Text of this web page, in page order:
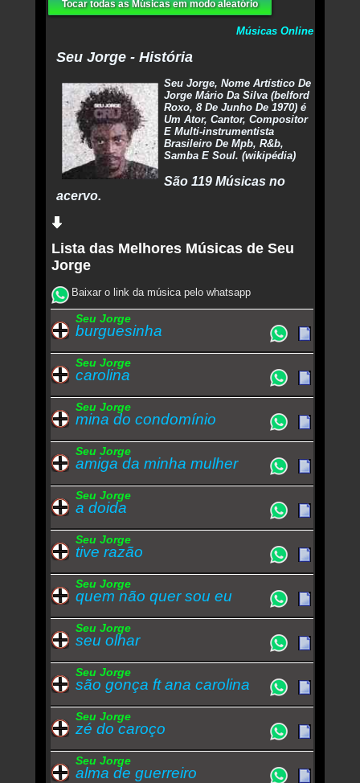
Tocar todas as Músicas em modo aleatório
Músicas Online
Seu Jorge - História
Seu Jorge, Nome Artístico De
Jorge Mário Da Silva (belford
Roxo, 8 De Junho De 1970) é
Um Ator, Cantor, Compositor
E Multi-instrumentista
Brasileiro De Mpb, R&b,
Samba E Soul. (wikipédia)
São 119 Músicas no
acervo.
Lista das Melhores Músicas de Seu
Jorge
Baixar o link da música pelo whatsapp
Seu Jorge
burguesinha
Seu Jorge
carolina
Seu Jorge
mina do condomínio
Seu Jorge
amiga da minha mulher
Seu Jorge
a doida
Seu Jorge
tive razão
Seu Jorge
quem não quer sou eu
Seu Jorge
seu olhar
Seu Jorge
são gonça ft ana carolina
Seu Jorge
zé do caroço
Seu Jorge
alma de guerreiro